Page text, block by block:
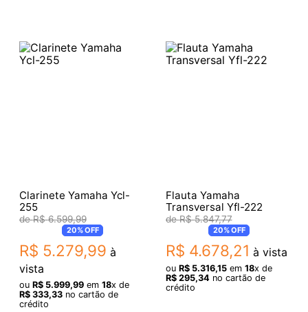
Clarinete Yamaha Ycl-
255
R$ 6.599,99
20%OFF
R$ 5.279,99 à
vista
ou R$ 5.999,99em 18x de
R$ 333,33no cartão de
crédito
Flauta Yamaha
Transversal Yfl-222
R$ 5.847,77
20%OFF
R$ 4.678,21 à vista
ou R$ 5.316,15em 18x de
R$ 295,34no cartão de
crédito